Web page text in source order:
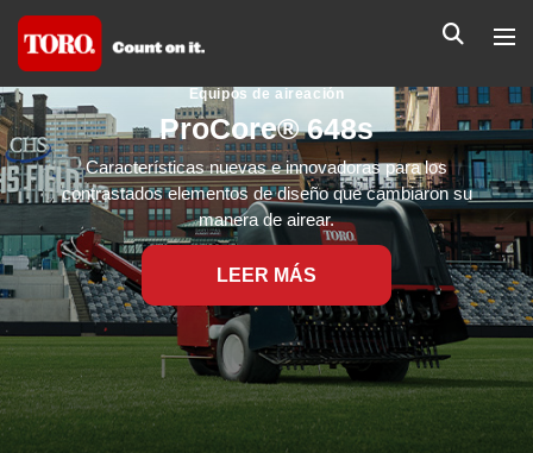
Equipos de aireación
ProCore® 648s
Características nuevas e innovadoras para los
contrastados elementos de diseño que cambiaron su
manera de airear.
LEER MÁS